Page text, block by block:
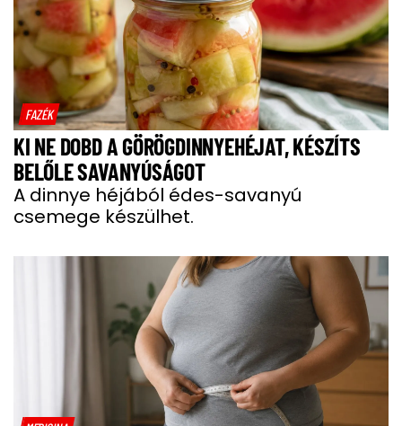
FAZÉK
KI NE DOBD A GÖRÖGDINNYEHÉJAT, KÉSZÍTS
BELŐLE SAVANYÚSÁGOT
A dinnye héjából édes-savanyú
csemege készülhet.